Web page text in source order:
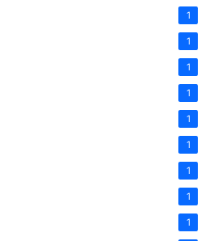
1
1
1
1
1
1
1
1
1